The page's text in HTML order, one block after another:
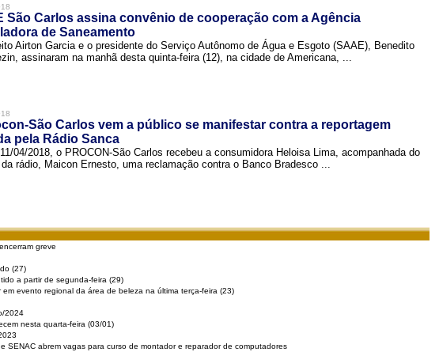
São Carlos assina convênio de cooperação com a Agência
de Saneamento
Airton Garcia e o presidente do Serviço Autônomo de Água e Esgoto (SAAE), Benedito
assinaram na manhã desta quinta-feira (12), na cidade de Americana, ...
São Carlos vem a público se manifestar contra a reportagem
pela Rádio Sanca
04/2018, o PROCON-São Carlos recebeu a consumidora Heloisa Lima, acompanhada do
da rádio, Maicon Ernesto, uma reclamação contra o Banco Bradesco ...
greve
(27)
a partir de segunda-feira (29)
evento regional da área de beleza na última terça-feira (23)
2024
nesta quarta-feira (03/01)
SENAC abrem vagas para curso de montador e reparador de computadores